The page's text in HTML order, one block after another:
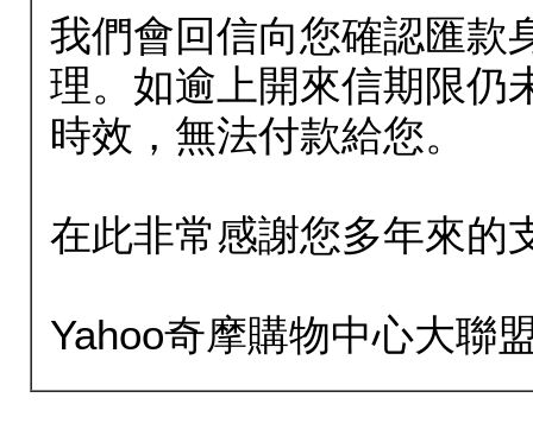
我們會回信向您確認匯款
理。如逾上開來信期限仍
時效，無法付款給您。
在此非常感謝您多年來的
Yahoo奇摩購物中心大